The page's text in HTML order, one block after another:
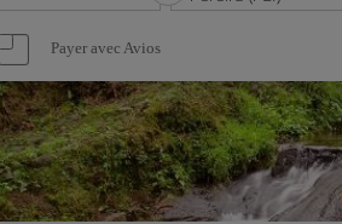
Payer avec Avios